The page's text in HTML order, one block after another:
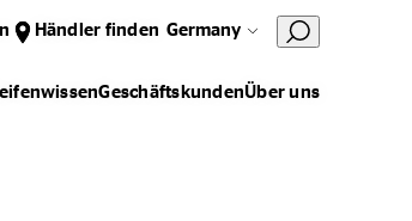
Händler finden Germany
GeschäftskundenÜber uns